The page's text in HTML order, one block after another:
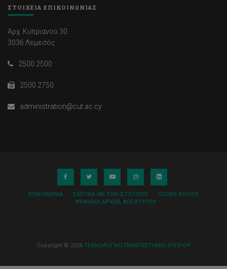
ΣΤΟΙΧΕΙΑ ΕΠΙΚΟΙΝΩΝΙΑΣ
Αρχ. Κυπριανού 30
3036 Λεμεσός
2500 2500
2500 2750
administration@cut.ac.cy
ΕΠΙΚΟΙΝΩΝΊΑ ΣΧΕΤΙΚΆ ΜΕ ΤΟΝ ΙΣΤΌΤΟΠΟ
COOKIE POLICY
ΨΗΦΙΑΚΆ ΑΡΧΕΊΑ ΛΟΓΌΤΥΠΟΥ
Copyright © 2026 ΤΕΧΝΟΛΟΓΙΚΟ ΠΑΝΕΠΙΣΤΗΜΙΟ ΚΥΠΡΟΥ